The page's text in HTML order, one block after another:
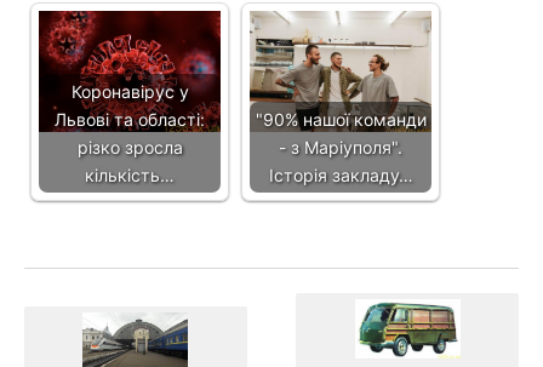
Коронавірус у
Львові та області:
різко зросла
кількість…
"90% нашої команди
- з Маріуполя".
Історія закладу…